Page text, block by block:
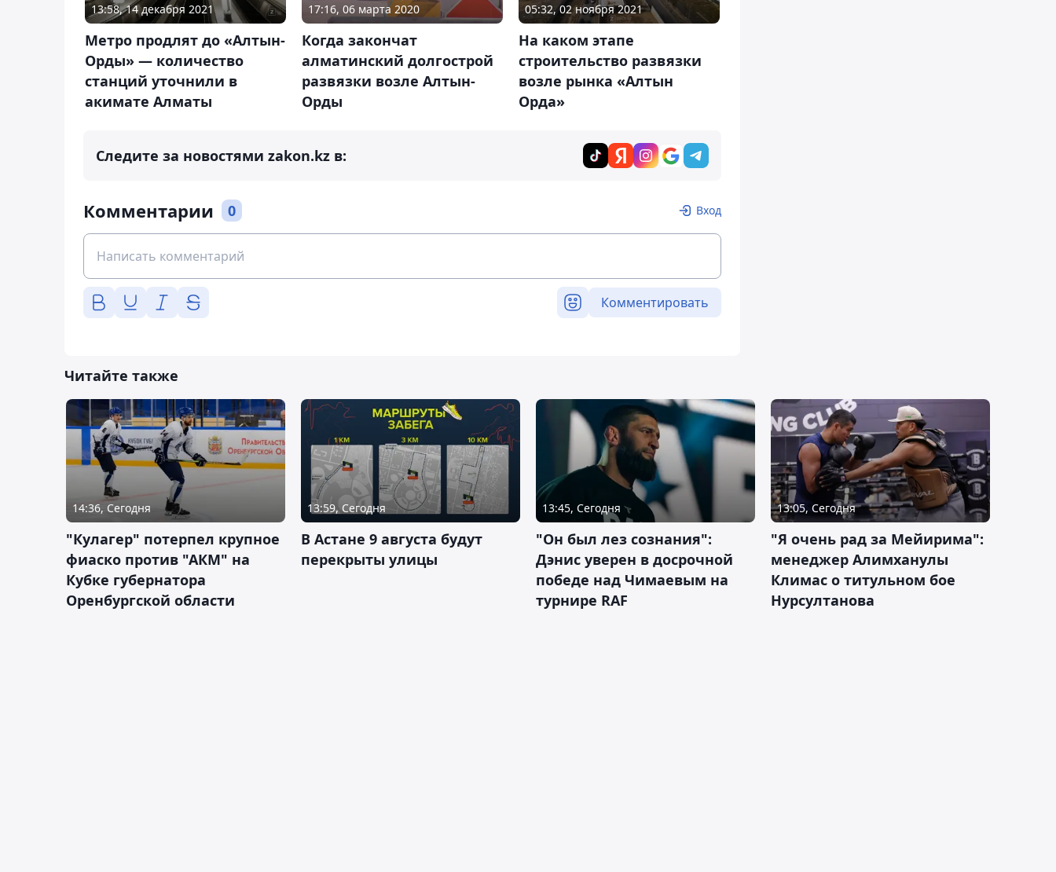
13:58, 14 декабря 2021
Метро продлят до «Алтын-
Орды» — количество
станций уточнили в
акимате Алматы
17:16, 06 марта 2020
Когда закончат
алматинский долгострой
развязки возле Алтын-
Орды
05:32, 02 ноября 2021
На каком этапе
строительство развязки
возле рынка «Алтын
Орда»
Следите за новостями zakon.kz в:
Комментарии 0 Вход
Комментировать
Читайте также
14:36, Сегодня
"Кулагер" потерпел крупное
фиаско против "АКМ" на
Кубке губернатора
Оренбургской области
13:59, Сегодня
В Астане 9 августа будут
перекрыты улицы
13:45, Сегодня
"Он был лез сознания":
Дэнис уверен в досрочной
победе над Чимаевым на
турнире RAF
13:05, Сегодня
"Я очень рад за Мейирима":
менеджер Алимханулы
Климас о титульном бое
Нурсултанова